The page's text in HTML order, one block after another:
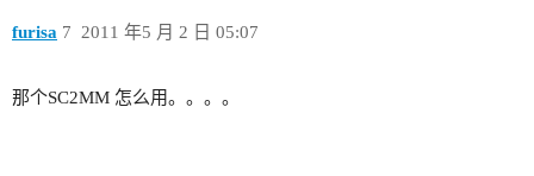
furisa 2011 年5 月 2 日 05:07
7
那个SC2MM 怎么用。。。。